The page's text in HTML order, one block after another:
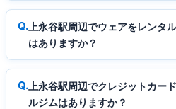
上永谷駅周辺でウェアをレンタ
はありますか？
上永谷駅周辺でクレジットカー
ルジムはありますか？